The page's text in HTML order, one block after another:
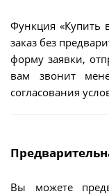
Функция «Купить
заказ без
форму заявки,
вам звонит
согласования
Вы можете